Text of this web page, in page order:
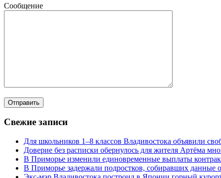
Сообщение
Свежие записи
Для школьников 1–8 классов Владивостока объявили
Доверие без расписки обернулось для жителя Артёма
В Приморье изменили единовременные выплаты
В Приморье задержали подростков, собиравших данные